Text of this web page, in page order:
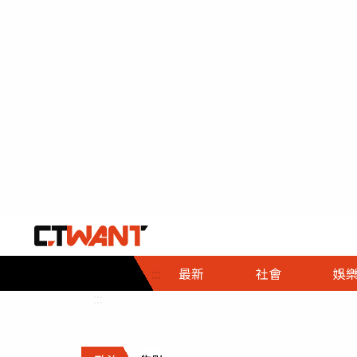
::: 最新 社會
社會首頁
時事
調查
娛樂
娛樂首頁
即時
財經首頁
熱線
政